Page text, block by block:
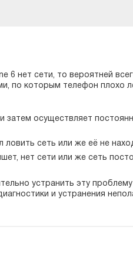
6 нет сети, то вероятней
по которым телефон плохо
затем осуществляет
сеть или же её не
нет сети или же сеть
устранить эту
и устранения